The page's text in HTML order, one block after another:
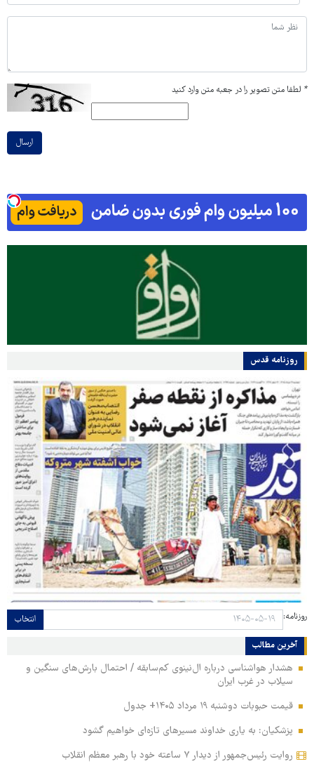
* لطفا متن تصویر را در جعبه متن وارد کنید
ارسال
روزنامه قدس
روزنامه: انتخاب
آخرین مطالب
هشدار هواشناسی درباره ال‌نینوی کم‌سابقه / احتمال بارش‌های سنگین و
سیلاب در غرب ایران
قیمت حبوبات دوشنبه ۱۹ مرداد ۱۴۰۵+ جدول
پزشکیان: به یاری خداوند مسیرهای تازه‌ای خواهیم گشود
روایت رئیس‌جمهور از دیدار ۷ ساعته خود با رهبر معظم انقلاب